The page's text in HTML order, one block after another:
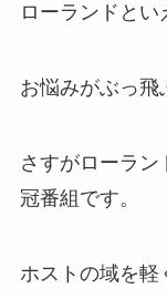
ローランドとい
お悩みがぶっ飛
さすがローラン
冠番組です。
ホストの域を軽